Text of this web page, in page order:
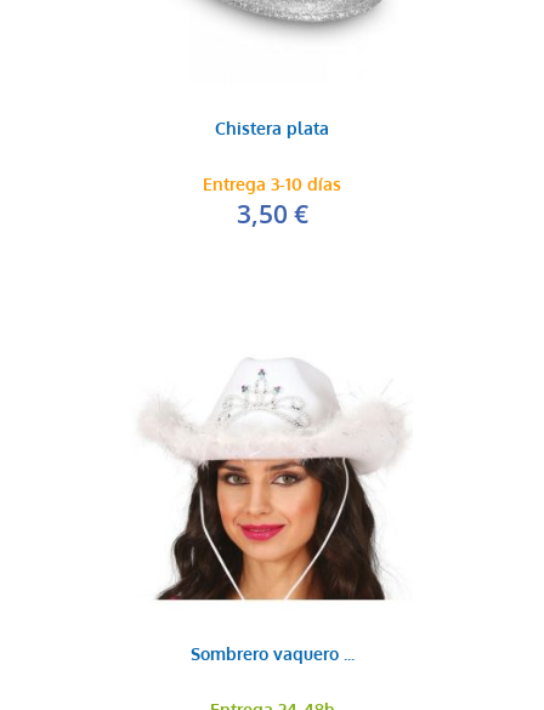
Chistera plata
Entrega 3-10 días
3,50 €
Sombrero vaquero ...